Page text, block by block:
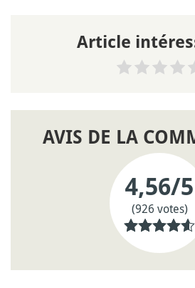
Article
AVIS DE LA
4,56/5
(926 votes)